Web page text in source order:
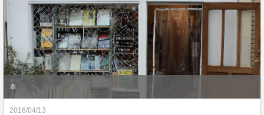
本
2016/04/13